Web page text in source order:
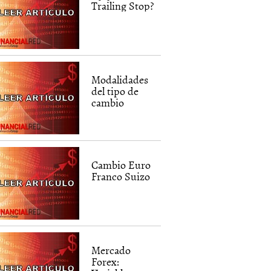
Trailing Stop?
Modalidades
del tipo de
cambio
Cambio Euro
Franco Suizo
Mercado
Forex: